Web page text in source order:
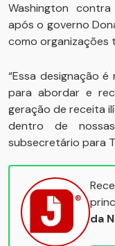
Washington
após o governo
como organizações
“Essa designação
para abordar e
geração de receita
dentro de
subsecretário para
da